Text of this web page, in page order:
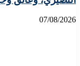
07/08/2026